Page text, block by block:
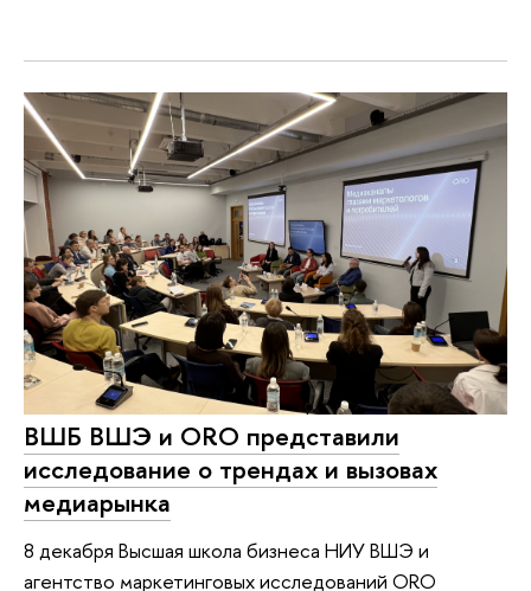
ВШБ ВШЭ и ORO представили
исследование о трендах и вызовах
медиарынка
8 декабря Высшая школа бизнеса НИУ ВШЭ и
агентство маркетинговых исследований ORO